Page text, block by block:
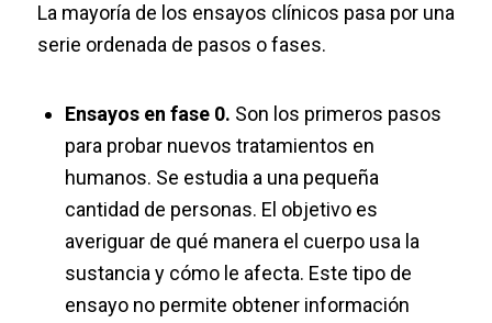
La mayoría de los ensayos clínicos pasa por una
serie ordenada de pasos o fases.
Ensayos en fase 0. Son los primeros pasos
para probar nuevos tratamientos en
humanos. Se estudia a una pequeña
cantidad de personas. El objetivo es
averiguar de qué manera el cuerpo usa la
sustancia y cómo le afecta. Este tipo de
ensayo no permite obtener información